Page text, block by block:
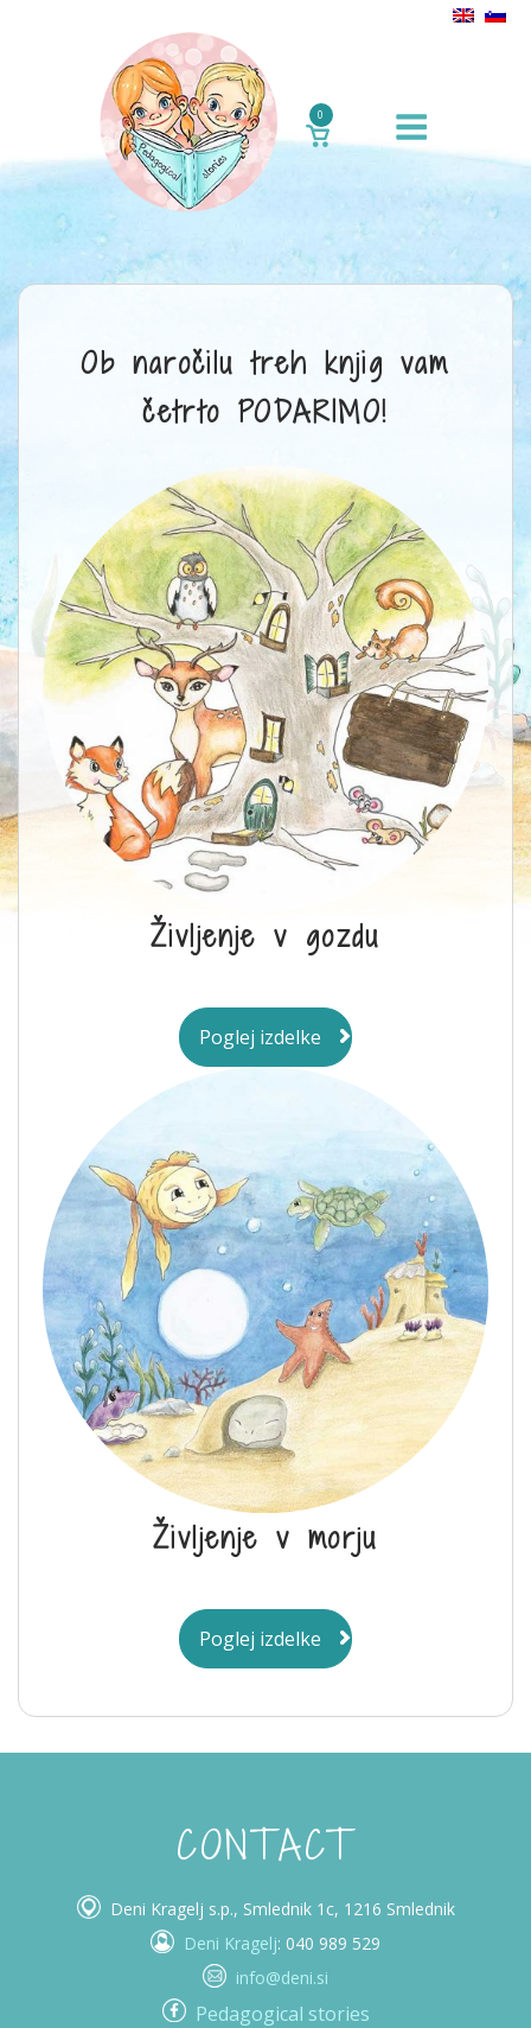
VIEW
SHOPPING
CART
0
Ob naročilu treh knjig vam
četrto PODARIMO!
Življenje v gozdu
Poglej izdelke
Življenje v morju
Poglej izdelke
CONTACT
Deni Kragelj s.p., Smlednik 1c, 1216 Smlednik
Deni Kragelj: 040 989 529
info@deni.si
Pedagogical stories